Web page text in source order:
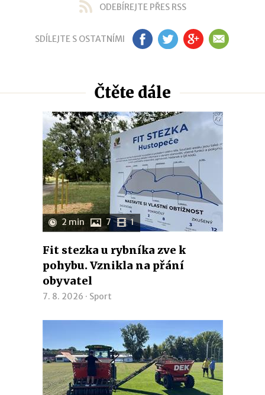
ODEBÍREJTE PŘES RSS
SDÍLEJTE S OSTATNÍMI FB TW GP EM
Čtěte dále
2 min 7 1
Fit stezka u rybníka zve k
pohybu. Vznikla na přání
obyvatel
7. 8. 2026 · Sport